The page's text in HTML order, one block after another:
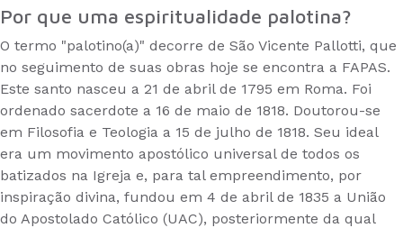
Por que uma espiritualidade palotina?
O termo "palotino(a)" decorre de São Vicente Pallotti, que
no seguimento de suas obras hoje se encontra a FAPAS.
Este santo nasceu a 21 de abril de 1795 em Roma. Foi
ordenado sacerdote a 16 de maio de 1818. Doutorou-se
em Filosofia e Teologia a 15 de julho de 1818. Seu ideal
era um movimento apostólico universal de todos os
batizados na Igreja e, para tal empreendimento, por
inspiração divina, fundou em 4 de abril de 1835 a União
do Apostolado Católico (UAC), posteriormente da qual